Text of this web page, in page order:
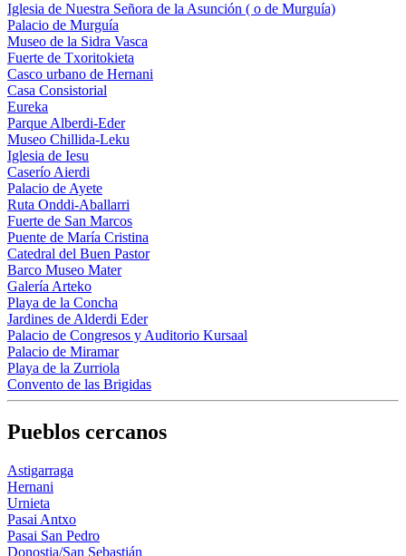
Iglesia de Nuestra Señora de la Asunción ( o de Murguía)
Palacio de Murguía
Museo de la Sidra Vasca
Fuerte de Txoritokieta
Casco urbano de Hernani
Casa Consistorial
Eureka
Parque Alberdi-Eder
Museo Chillida-Leku
Iglesia de Iesu
Caserío Aierdi
Palacio de Ayete
Ruta Onddi-Aballarri
Fuerte de San Marcos
Puente de María Cristina
Catedral del Buen Pastor
Barco Museo Mater
Galería Arteko
Playa de la Concha
Jardines de Alderdi Eder
Palacio de Congresos y Auditorio Kursaal
Palacio de Miramar
Playa de la Zurriola
Convento de las Brigidas
Pueblos cercanos
Astigarraga
Hernani
Urnieta
Pasai Antxo
Pasai San Pedro
Donostia/San Sebastián